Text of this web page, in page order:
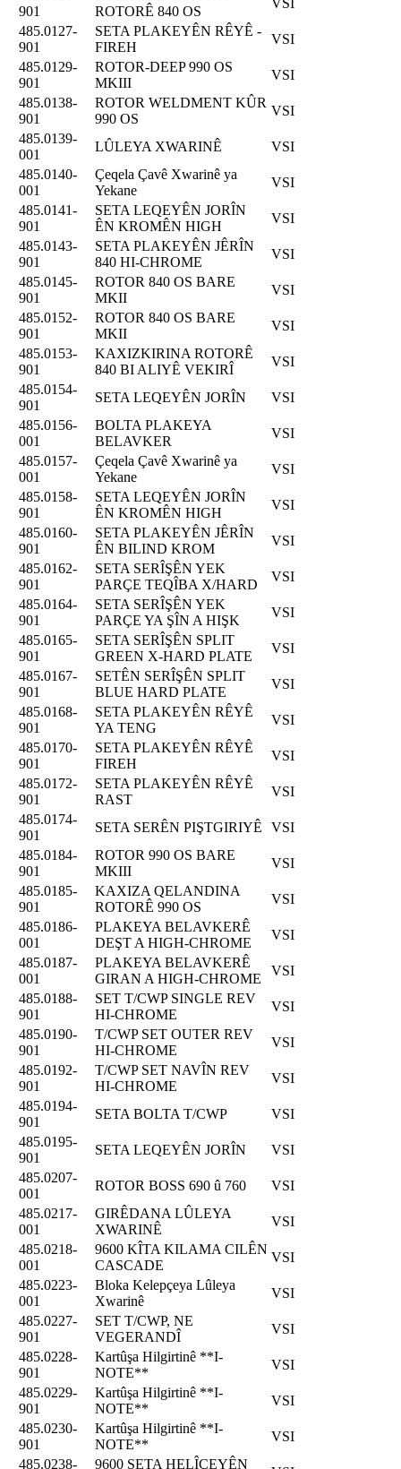
901
ROTORÊ 840 OS
485.0127-
901
SETA PLAKEYÊN RÊYÊ -
FIREH
VSI
485.0129-
901
ROTOR-DEEP 990 OS
MKIII
VSI
485.0138-
901
ROTOR WELDMENT KÛR
990 OS
VSI
485.0139-
001
LÛLEYA XWARINÊ
VSI
485.0140-
001
Çeqela Çavê Xwarinê ya
Yekane
VSI
485.0141-
901
SETA LEQEYÊN JORÎN
ÊN KROMÊN HIGH
VSI
485.0143-
901
SETA PLAKEYÊN JÊRÎN
840 HI-CHROME
VSI
485.0145-
901
ROTOR 840 OS BARE
MKII
VSI
485.0152-
901
ROTOR 840 OS BARE
MKII
VSI
485.0153-
901
KAXIZKIRINA ROTORÊ
840 BI ALIYÊ VEKIRÎ
VSI
485.0154-
901
SETA LEQEYÊN JORÎN
VSI
485.0156-
001
BOLTA PLAKEYA
BELAVKER
VSI
485.0157-
001
Çeqela Çavê Xwarinê ya
Yekane
VSI
485.0158-
901
SETA LEQEYÊN JORÎN
ÊN KROMÊN HIGH
VSI
485.0160-
901
SETA PLAKEYÊN JÊRÎN
ÊN BILIND KROM
VSI
485.0162-
901
SETA SERÎŞÊN YEK
PARÇE TEQÎBA X/HARD
VSI
485.0164-
901
SETA SERÎŞÊN YEK
PARÇE YA ŞÎN A HIŞK
VSI
485.0165-
901
SETA SERÎŞÊN SPLIT
GREEN X-HARD PLATE
VSI
485.0167-
901
SETÊN SERÎŞÊN SPLIT
BLUE HARD PLATE
VSI
485.0168-
901
SETA PLAKEYÊN RÊYÊ
YA TENG
VSI
485.0170-
901
SETA PLAKEYÊN RÊYÊ
FIREH
VSI
485.0172-
901
SETA PLAKEYÊN RÊYÊ
RAST
VSI
485.0174-
901
SETA SERÊN PIŞTGIRIYÊ
VSI
485.0184-
901
ROTOR 990 OS BARE
MKIII
VSI
485.0185-
901
KAXIZA QELANDINA
ROTORÊ 990 OS
VSI
485.0186-
001
PLAKEYA BELAVKERÊ
DEŞT A HIGH-CHROME
VSI
485.0187-
001
PLAKEYA BELAVKERÊ
GIRAN A HIGH-CHROME
VSI
485.0188-
901
SET T/CWP SINGLE REV
HI-CHROME
VSI
485.0190-
901
T/CWP SET OUTER REV
HI-CHROME
VSI
485.0192-
901
T/CWP SET NAVÎN REV
HI-CHROME
VSI
485.0194-
901
SETA BOLTA T/CWP
VSI
485.0195-
901
SETA LEQEYÊN JORÎN
VSI
485.0207-
001
ROTOR BOSS 690 û 760
VSI
485.0217-
001
GIRÊDANA LÛLEYA
XWARINÊ
VSI
485.0218-
001
9600 KÎTA KILAMA CILÊN
CASCADE
VSI
485.0223-
001
Bloka Kelepçeya Lûleya
Xwarinê
VSI
485.0227-
901
SET T/CWP, NE
VEGERANDÎ
VSI
485.0228-
901
Kartûşa Hilgirtinê **I-
NOTE**
VSI
485.0229-
901
Kartûşa Hilgirtinê **I-
NOTE**
VSI
485.0230-
901
Kartûşa Hilgirtinê **I-
NOTE**
VSI
485.0238-
9600 SETA HELÎÇEYÊN